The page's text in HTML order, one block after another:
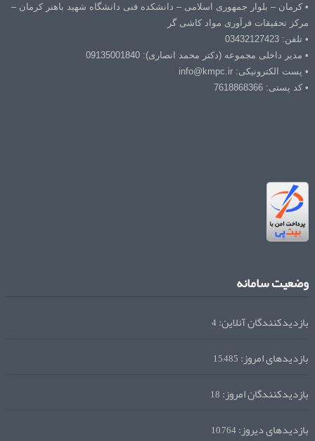
• کرمان – بلوار جمهوری اسلامی – دانشکده فنی دانشگاه شهید باهنر کرمان –
مرکز تحقیقات فرآوری مواد کاشی گر
• تلفن: 03432127423
• مدیر داخلی مجموعه (دکتر محمد انصاری): 09135001840
• پست الکترونیکی: info@kmpc.ir
• کد پستی: 7618868366
وضعیت سامانه
بازدیدکنندگان آنلاین:4
بازدیدهای امروز:15,485
بازدیدکنندگان امروز:18
بازدیدهای دیروز:10,764